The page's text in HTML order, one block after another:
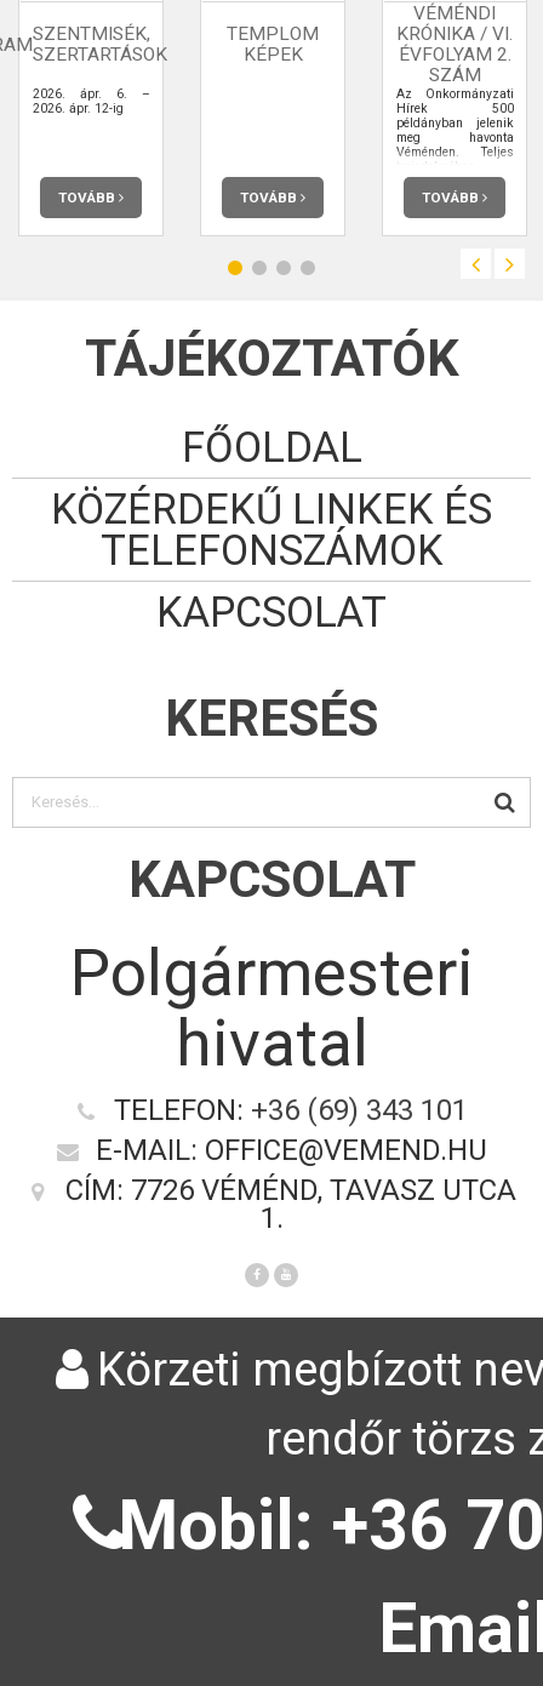
SZENTMISÉK,
SZERTARTÁSOK
2026. ápr. 6. –
2026. ápr. 12-ig
TOVÁBB
TEMPLOM
KÉPEK
TOVÁBB
VÉMÉNDI
KRÓNIKA / VI.
ÉVFOLYAM 2.
SZÁM
Az Önkormányzati
Hírek 500
példányban jelenik
meg havonta
Véménden. Teljes
terjedelmében
elolvashatja.
TOVÁBB
TÁJÉKOZTATÓK
FŐOLDAL
KÖZÉRDEKŰ LINKEK ÉS
TELEFONSZÁMOK
KAPCSOLAT
KERESÉS
KAPCSOLAT
Polgármesteri
hivatal
TELEFON: +36 (69) 343 101
E-MAIL: OFFICE@VEMEND.HU
CÍM: 7726 VÉMÉND, TAVASZ UTCA
1.
Körzeti megbízott
rendőr törzs
Mobil: +36